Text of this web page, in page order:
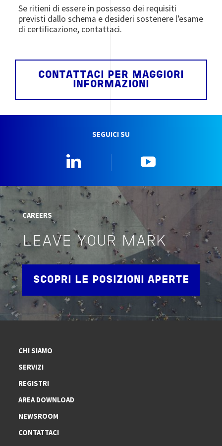
Se ritieni di essere in possesso dei requisiti
previsti dallo schema e desideri sostenere l’esame
di certificazione, contattaci.
CONTATTACI PER MAGGIORI
INFORMAZIONI
SEGUICI SU
CAREERS
LEAVE YOUR MARK
SCOPRI LE POSIZIONI APERTE
CHI SIAMO
SERVIZI
REGISTRI
AREA DOWNLOAD
NEWSROOM
CONTATTACI